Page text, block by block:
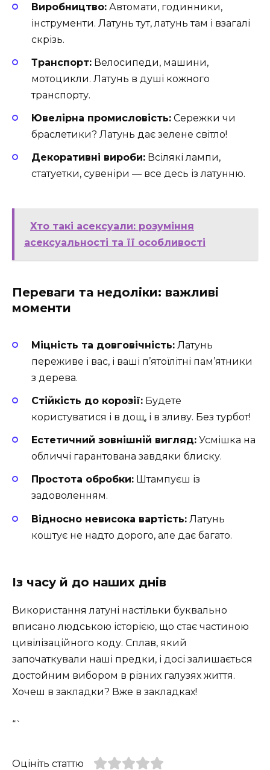
Виробництво: Автомати, годинники,
інструменти. Латунь тут, латунь там і взагалі
скрізь.
Транспорт: Велосипеди, машини,
мотоцикли. Латунь в душі кожного
транспорту.
Ювелірна промисловість: Сережки чи
браслетики? Латунь дає зелене світло!
Декоративні вироби: Всілякі лампи,
статуетки, сувеніри — все десь із латунню.
Хто такі асексуали: розуміння
асексуальності та її особливості
Переваги та недоліки: важливі
моменти
Міцність та довговічність: Латунь
переживе і вас, і ваші п’ятоїлітні пам’ятники
з дерева.
Стійкість до корозії: Будете
користуватися і в дощ, і в зливу. Без турбот!
Естетичний зовнішній вигляд: Усмішка на
обличчі гарантована завдяки блиску.
Простота обробки: Штампуєш із
задоволенням.
Відносно невисока вартість: Латунь
коштує не надто дорого, але дає багато.
Із часу й до наших днів
Використання латуні настільки буквально
вписано людською історією, що стає частиною
цивілізаційного коду. Сплав, який
започаткували наші предки, і досі залишається
достойним вибором в різних галузях життя.
Хочеш в закладки? Вже в закладках!
“`
Оцініть статтю